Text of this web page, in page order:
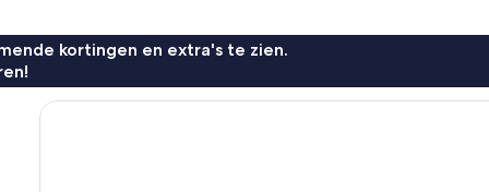
kortingen en extra's te zien.